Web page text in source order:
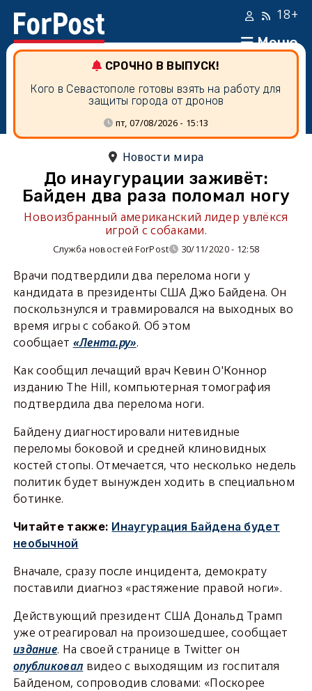
Меню
18+
СРОЧНО В ВЫПУСК!
Кого в Севастополе готовы взять на работу для
защиты города от дронов
пт, 07/08/2026 - 15:13
Новости мира
До инаугурации заживёт:
Байден два раза поломал ногу
Новоизбранный американский лидер увлёкся
игрой с собаками.
Служба новостей ForPost 30/11/2020 - 12:58
Врачи подтвердили два перелома ноги у
кандидата в президенты США Джо Байдена. Он
поскользнулся и травмировался на выходных во
время игры с собакой. Об этом
сообщает «Лента.ру».
Как сообщил лечащий врач Кевин О'Коннор
изданию The Hill, компьютерная томография
подтвердила два перелома ноги.
Байдену диагностировали нитевидные
переломы боковой и средней клиновидных
костей стопы. Отмечается, что несколько недель
политик будет вынужден ходить в специальном
ботинке.
Читайте также: Инаугурация Байдена будет
необычной
Вначале, сразу после инцидента, демократу
поставили диагноз «растяжение правой ноги».
Действующий президент США Дональд Трамп
уже отреагировал на произошедшее, сообщает
издание. На своей странице в Twitter он
опубликовалвидео с выходящим из госпиталя
Байденом, сопроводив словами: «Поскорее